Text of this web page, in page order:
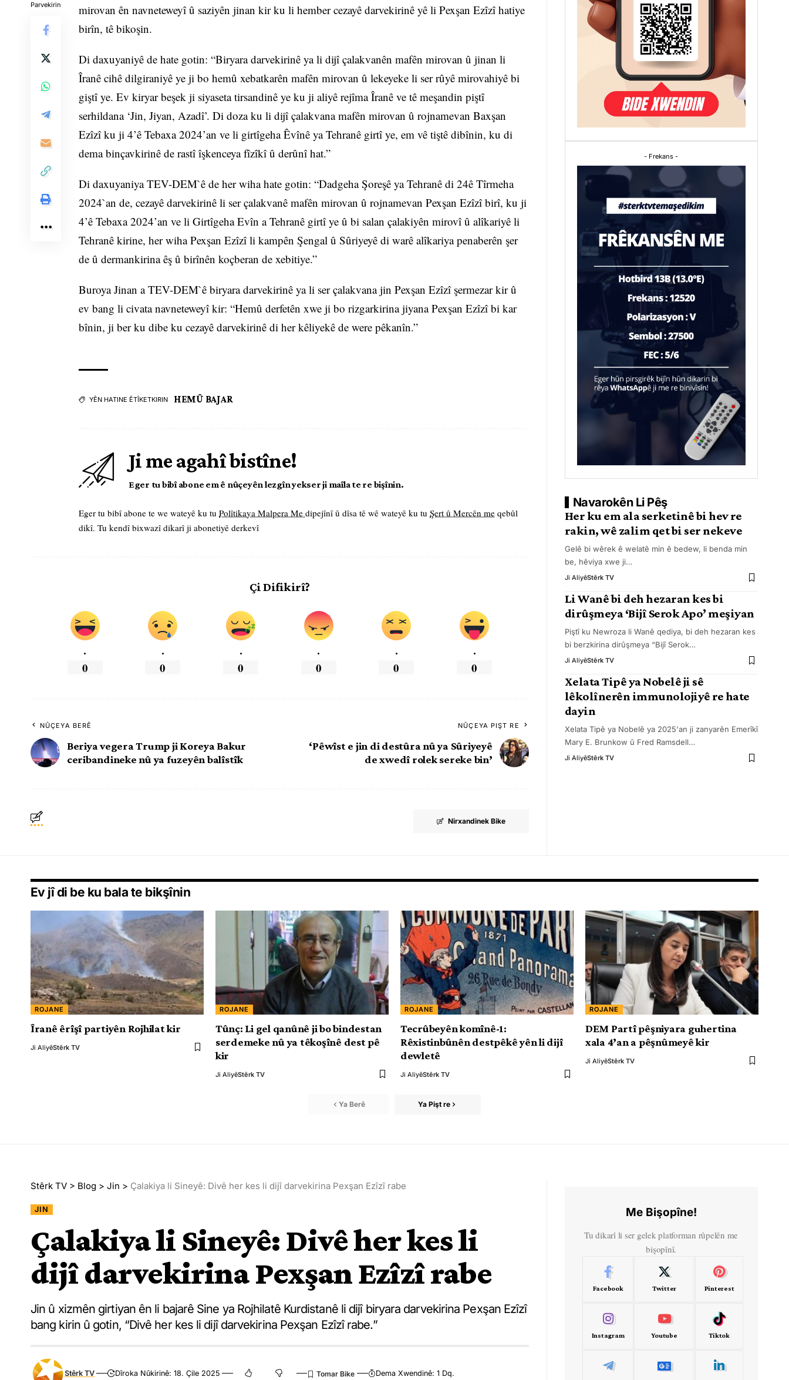
Parvekirin
mirovan ên navneteweyî û saziyên jinan kir ku li hember cezayê darvekirinê yê li Pexşan Ezîzî hatiye
birîn, tê bikoşin.
Di daxuyaniyê de hate gotin: “Biryara darvekirinê ya li dijî çalakvanên mafên mirovan û jinan li
Îranê cihê dilgiraniyê ye ji bo hemû xebatkarên mafên mirovan û lekeyeke li ser rûyê mirovahiyê bi
giştî ye. Ev kiryar beşek ji siyaseta tirsandinê ye ku ji aliyê rejîma Îranê ve tê meşandin piştî
serhildana ‘Jin, Jiyan, Azadî’. Di doza ku li dijî çalakvana mafên mirovan û rojnamevan Baxşan
Ezîzî ku ji 4’ê Tebaxa 2024’an ve li girtîgeha Êvînê ya Tehranê girtî ye, em vê tiştê dibînin, ku di
dema binçavkirinê de rastî îşkenceya fîzîkî û derûnî hat.”
Di daxuyaniya TEV-DEM`ê de her wiha hate gotin: “Dadgeha Şoreşê ya Tehranê di 24ê Tîrmeha
2024`an de, cezayê darvekirinê li ser çalakvanê mafên mirovan û rojnamevan Pexşan Ezîzî birî, ku ji
4’ê Tebaxa 2024’an ve li Girtîgeha Evîn a Tehranê girtî ye û bi salan çalakiyên mirovî û alîkariyê li
Tehranê kirine, her wiha Pexşan Ezîzî li kampên Şengal û Sûriyeyê di warê alîkariya penaberên şer
de û dermankirina êş û birînên koçberan de xebitiye.”
Buroya Jinan a TEV-DEM`ê biryara darvekirinê ya li ser çalakvana jin Pexşan Ezîzî şermezar kir û
ev bang li civata navneteweyî kir: “Hemû derfetên xwe ji bo rizgarkirina jiyana Pexşan Ezîzî bi kar
bînin, ji ber ku dibe ku cezayê darvekirinê di her kêliyekê de were pêkanîn.”
YÊN HATINE ÊTÎKETKIRIN HEMÛ BAJAR
Ji me agahî bistîne!
Eger tu bibî abone em ê nûçeyên lezgîn yekser ji maîla te re bişînin.
Eger tu bibî abone te we wateyê ku tu Polîtikaya Malpera Me dipejînî û dîsa tê wê wateyê ku tu Şert û Mercên me qebûl
dikî. Tu kendî bixwazî dikarî ji abonetiyê derkevî
Çi Difikirî?
.
0
.
0
.
0
.
0
.
0
.
0
NÛÇEYA BERÊ
Beriya vegera Trump ji Koreya Bakur
ceribandineke nû ya fuzeyên balîstîk
NÛÇEYA PIŞT RE
‘Pêwîst e jin di destûra nû ya Sûriyeyê
de xwedî rolek sereke bin’
Nirxandinek Bike
- Frekans -
Navarokên Li Pêş
Her ku em ala serketinê bi hev re
rakin, wê zalim qet bi ser nekeve
Gelê bi wêrek ê welatê min ê bedew, li benda min
be, hêviya xwe ji…
Ji AliyêStêrk TV
Li Wanê bi deh hezaran kes bi
dirûşmeya ‘Bijî Serok Apo’ meşiyan
Piştî ku Newroza li Wanê qediya, bi deh hezaran kes
bi berzkirina dirûşmeya “Bijî Serok…
Ji AliyêStêrk TV
Xelata Tipê ya Nobelê ji sê
lêkolînerên immunolojiyê re hate
dayin
Xelata Tipê ya Nobelê ya 2025'an ji zanyarên Emerîkî
Mary E. Brunkow û Fred Ramsdell…
Ji AliyêStêrk TV
Ev jî di be ku bala te bikşînin
ROJANE
Îranê êrîşî partiyên Rojhilat kir
Ji AliyêStêrk TV
ROJANE
Tûnç: Li gel qanûnê ji bo bindestan
serdemeke nû ya têkoşînê dest pê
kir
Ji AliyêStêrk TV
ROJANE
Tecrûbeyên komînê-1:
Rêxistinbûnên destpêkê yên li dijî
dewletê
Ji AliyêStêrk TV
ROJANE
DEM Partî pêşniyara guhertina
xala 4’an a pêşnûmeyê kir
Ji AliyêStêrk TV
Ya Berê Ya Pişt re
Stêrk TV > Blog > Jin > Çalakiya li Sineyê: Divê her kes li dijî darvekirina Pexşan Ezîzî rabe
JIN
Çalakiya li Sineyê: Divê her kes li
dijî darvekirina Pexşan Ezîzî rabe
Jin û xizmên girtiyan ên li bajarê Sine ya Rojhilatê Kurdistanê li dijî biryara darvekirina Pexşan Ezîzî
bang kirin û gotin, “Divê her kes li dijî darvekirina Pexşan Ezîzî rabe.”
Stêrk TV Dîroka Nûkirinê: 18. Çile 2025 Dema Xwendinê: 1 Dq.
Me Bişopîne!
Tu dikarî li ser gelek platforman rûpelên me
bişopînî.
Facebook Twitter Pinterest
Instagram Youtube Tiktok